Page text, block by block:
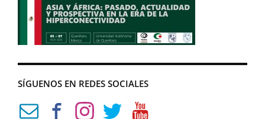
SÍGUENOS EN REDES SOCIALES